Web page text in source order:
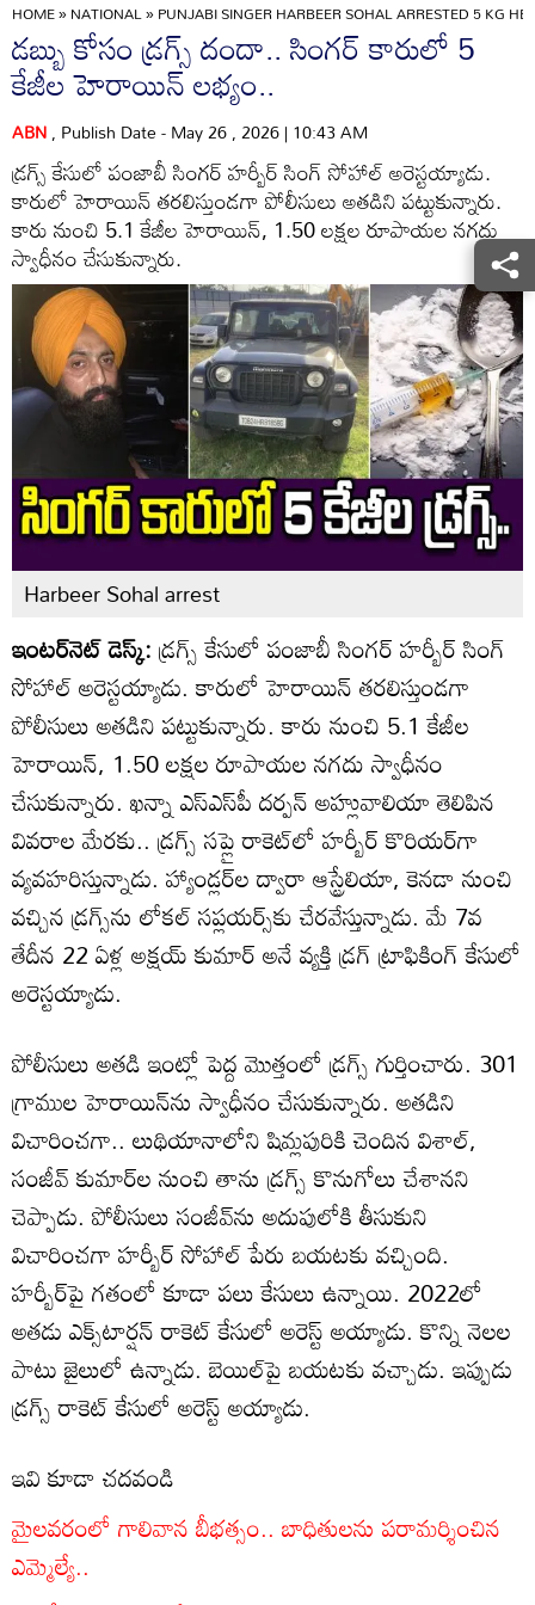
HOME»NATIONAL»PUNJABI SINGER HARBEER SOHAL ARRESTED 5 KG
డబ్బు కోసం డ్రగ్స్ దందా.. సింగర్ కారులో 5
కేజీల హెరాయిన్ లభ్యం..
ABN, Publish Date - May 26 , 2026 | 10:43 AM
డ్రగ్స్ కేసులో పంజాబీ సింగర్ హర్బీర్ సింగ్ సోహాల్ అరెస్టయ్యాడు.
కారులో హెరాయిన్ తరలిస్తుండగా పోలీసులు అతడిని పట్టుకున్నారు.
కారు నుంచి 5.1 కేజీల హెరాయిన్, 1.50 లక్షల రూపాయల నగదు
స్వాధీనం చేసుకున్నారు.
Harbeer Sohal arrest
ఇంటర్‌నెట్ డెస్క్:డ్రగ్స్ కేసులో పంజాబీ సింగర్ హర్బీర్ సింగ్
సోహాల్ అరెస్టయ్యాడు. కారులో హెరాయిన్ తరలిస్తుండగా
పోలీసులు అతడిని పట్టుకున్నారు. కారు నుంచి 5.1 కేజీల
హెరాయిన్, 1.50 లక్షల రూపాయల నగదు స్వాధీనం
చేసుకున్నారు. ఖన్నా ఎస్ఎస్‌పీ దర్పన్ అహ్లువాలియా తెలిపిన
వివరాల మేరకు.. డ్రగ్స్ సప్లై రాకెట్‌లో హర్బీర్ కొరియర్‌గా
వ్యవహరిస్తున్నాడు. హ్యాండ్లర్‌ల ద్వారా ఆస్ట్రేలియా, కెనడా నుంచి
వచ్చిన డ్రగ్స్‌ను లోకల్ సప్లయర్స్‌కు చేరవేస్తున్నాడు. మే 7వ
తేదీన 22 ఏళ్ల అక్షయ్ కుమార్ అనే వ్యక్తి డ్రగ్ ట్రాఫికింగ్ కేసులో
అరెస్టయ్యాడు.
పోలీసులు అతడి ఇంట్లో పెద్ద మొత్తంలో డ్రగ్స్ గుర్తించారు. 301
గ్రాముల హెరాయిన్‌ను స్వాధీనం చేసుకున్నారు. అతడిని
విచారించగా.. లుథియానాలోని షిమ్లపురికి చెందిన విశాల్,
సంజీవ్ కుమార్‌ల నుంచి తాను డ్రగ్స్ కొనుగోలు చేశానని
చెప్పాడు. పోలీసులు సంజీవ్‌ను అదుపులోకి తీసుకుని
విచారించగా హర్బీర్ సోహాల్ పేరు బయటకు వచ్చింది.
హర్బీర్‌పై గతంలో కూడా పలు కేసులు ఉన్నాయి. 2022లో
అతడు ఎక్స్‌టార్షన్ రాకెట్‌ కేసులో అరెస్ట్ అయ్యాడు. కొన్ని నెలల
పాటు జైలులో ఉన్నాడు. బెయిల్‌పై బయటకు వచ్చాడు. ఇప్పుడు
డ్రగ్స్ రాకెట్ కేసులో అరెస్ట్ అయ్యాడు.
ఇవి కూడా చదవండి
మైలవరంలో గాలివాన బీభత్సం.. బాధితులను పరామర్శించిన
ఎమ్మెల్యే..